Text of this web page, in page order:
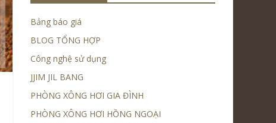
Bảng báo giá
BLOG TỔNG HỢP
Công nghệ sử dụng
JJIM JIL BANG
PHÒNG XÔNG HƠI GIA ĐÌNH
PHÒNG XÔNG HƠI HỒNG NGOẠI